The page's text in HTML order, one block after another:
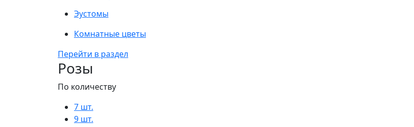
Эустомы
Комнатные цветы
Перейти в раздел
Розы
По количеству
7 шт.
9 шт.